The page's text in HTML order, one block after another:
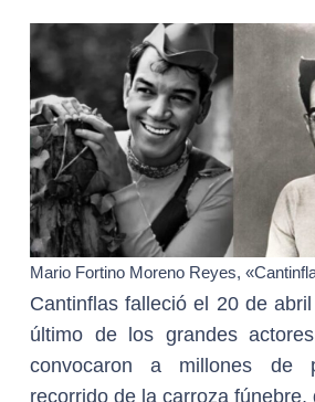
Mario Fortino Moreno Reyes,
Cantinflas falleció el 20 de
último de los grandes
convocaron a millones de
recorrido de la carroza fúnebre,